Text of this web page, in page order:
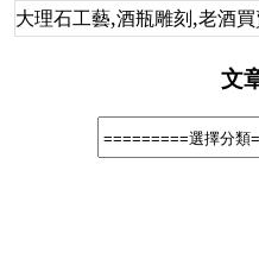
大理石工藝,酒瓶雕刻 ,老酒
文